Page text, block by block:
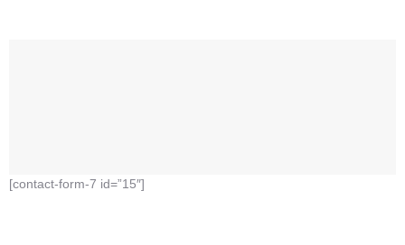
[contact-form-7 id=”15″]